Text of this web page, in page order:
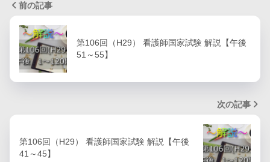
前の記事
第106回（H29） 看護師国家試験 解説【午後
51～55】
次の記事
第106回（H29） 看護師国家試験 解説【午後
41～45】